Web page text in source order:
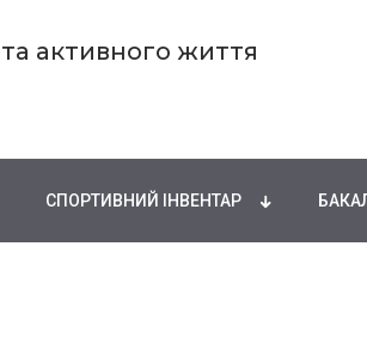
активного життя
СПОРТИВНИЙ ІНВЕНТАР